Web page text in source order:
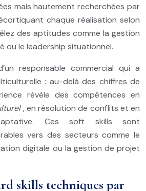
mais hautement recherchées par
chaque réalisation selon
des aptitudes comme la gestion
ou le leadership situationnel.
responsable commercial qui a
: au-delà des chiffres de
révèle des compétences en
, en résolution de conflits et en
Ces soft skills sont
vers des secteurs comme le
digitale ou la gestion de projet
skills techniques par